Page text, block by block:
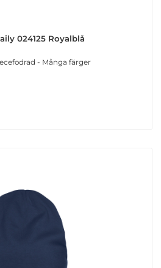
024125 Royalblå
- Många färger